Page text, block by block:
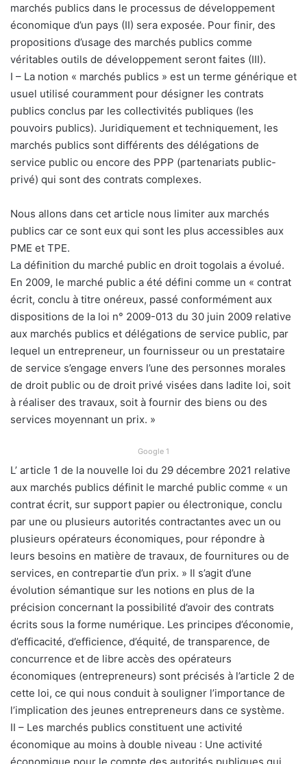
marchés publics dans le processus de développement
économique d’un pays (II) sera exposée. Pour finir, des
propositions d’usage des marchés publics comme
véritables outils de développement seront faites (III).
I – La notion « marchés publics » est un terme générique et
usuel utilisé couramment pour désigner les contrats
publics conclus par les collectivités publiques (les
pouvoirs publics). Juridiquement et techniquement, les
marchés publics sont différents des délégations de
service public ou encore des PPP (partenariats public-
privé) qui sont des contrats complexes.
Nous allons dans cet article nous limiter aux marchés
publics car ce sont eux qui sont les plus accessibles aux
PME et TPE.
La définition du marché public en droit togolais a évolué.
En 2009, le marché public a été défini comme un « contrat
écrit, conclu à titre onéreux, passé conformément aux
dispositions de la loi n° 2009-013 du 30 juin 2009 relative
aux marchés publics et délégations de service public, par
lequel un entrepreneur, un fournisseur ou un prestataire
de service s’engage envers l’une des personnes morales
de droit public ou de droit privé visées dans ladite loi, soit
à réaliser des travaux, soit à fournir des biens ou des
services moyennant un prix. »
Google 1
L’ article 1 de la nouvelle loi du 29 décembre 2021 relative
aux marchés publics définit le marché public comme « un
contrat écrit, sur support papier ou électronique, conclu
par une ou plusieurs autorités contractantes avec un ou
plusieurs opérateurs économiques, pour répondre à
leurs besoins en matière de travaux, de fournitures ou de
services, en contrepartie d’un prix. » Il s’agit d’une
évolution sémantique sur les notions en plus de la
précision concernant la possibilité d’avoir des contrats
écrits sous la forme numérique. Les principes d’économie,
d’efficacité, d’efficience, d’équité, de transparence, de
concurrence et de libre accès des opérateurs
économiques (entrepreneurs) sont précisés à l’article 2 de
cette loi, ce qui nous conduit à souligner l’importance de
l’implication des jeunes entrepreneurs dans ce système.
II – Les marchés publics constituent une activité
économique au moins à double niveau : Une activité